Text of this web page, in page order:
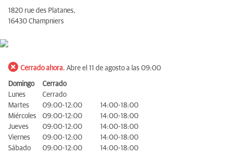
1820 rue des Platanes,
16430 Champniers
Cerrado ahora. Abre el 11 de agosto a las 09:00
Domingo
Cerrado
Lunes
Cerrado
Martes
09:00-12:00
14:00-18:00
Miércoles
09:00-12:00
14:00-18:00
Jueves
09:00-12:00
14:00-18:00
Viernes
09:00-12:00
14:00-18:00
Sábado
09:00-12:00 14:00-18:00